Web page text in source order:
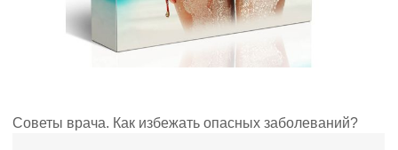
Советы врача. Как избежать опасных заболеваний?